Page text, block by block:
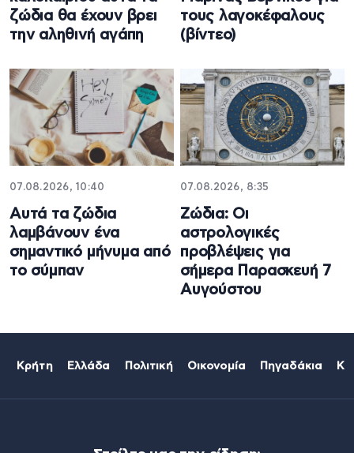
ζώδια θα έχουν βρει
την αληθινή αγάπη
τους λαγοκέφαλους
(βίντεο)
07.08.2026, 10:40
Αυτά τα ζώδια
λαμβάνουν ένα
σημαντικό μήνυμα από
το σύμπαν
07.08.2026, 8:35
Ζώδια: Οι
αστρολογικές
προβλέψεις για
σήμερα Παρασκευή 7
Αυγούστου
Κρήτη Ελλάδα Πολιτική Οικονομία Πηγαδάκια